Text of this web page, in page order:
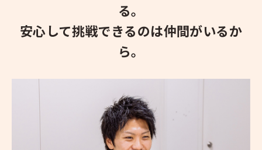
る。
安心して挑戦できるのは仲間がいるか
ら。